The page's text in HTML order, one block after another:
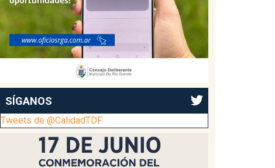
SÍGANOS
Tweets de @CalidadTDF